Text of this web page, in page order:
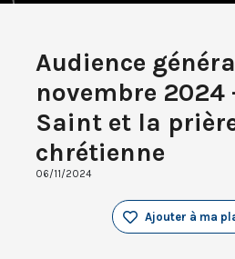
Audience
novembre 2024
Saint et la
chrétienne
06/11/2024
Ajouter à ma